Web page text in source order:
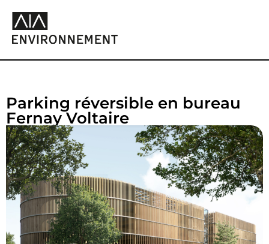
Parking réversible en bureau
Fernay Voltaire